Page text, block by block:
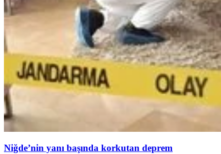
Niğde’nin yanı başında korkutan deprem